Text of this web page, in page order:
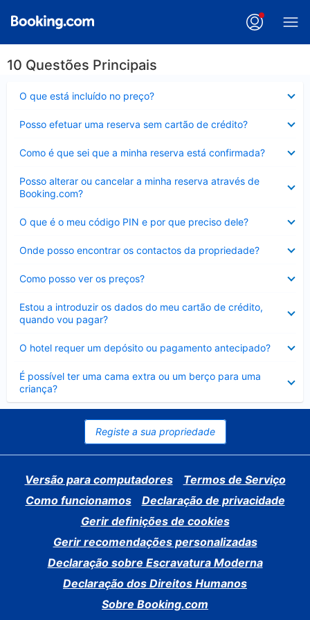
10 Questões Principais
O que está incluído no preço?
fechado
Posso efetuar uma reserva sem cartão de crédito?
fechado
Como é que sei que a minha reserva está confirmada?
fechado
Posso alterar ou cancelar a minha reserva através de
Booking.com?
fechado
O que é o meu código PIN e por que preciso dele?
fechado
Onde posso encontrar os contactos da propriedade?
fechado
Como posso ver os preços?
fechado
Estou a introduzir os dados do meu cartão de crédito,
quando vou pagar?
fechado
O hotel requer um depósito ou pagamento antecipado?
fechado
É possível ter uma cama extra ou um berço para uma
criança?
Elemento
fechado
Registe a sua propriedade
Versão para computadores
Termos de Serviço
Como funcionamos
Declaração de privacidade
Gerir definições de cookies
Gerir recomendações personalizadas
Declaração sobre Escravatura Moderna
Declaração dos Direitos Humanos
Sobre Booking.com